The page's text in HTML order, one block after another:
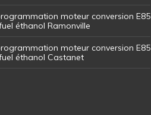
moteur conversion E85
éthanol Ramonville
moteur conversion E85
éthanol Castanet